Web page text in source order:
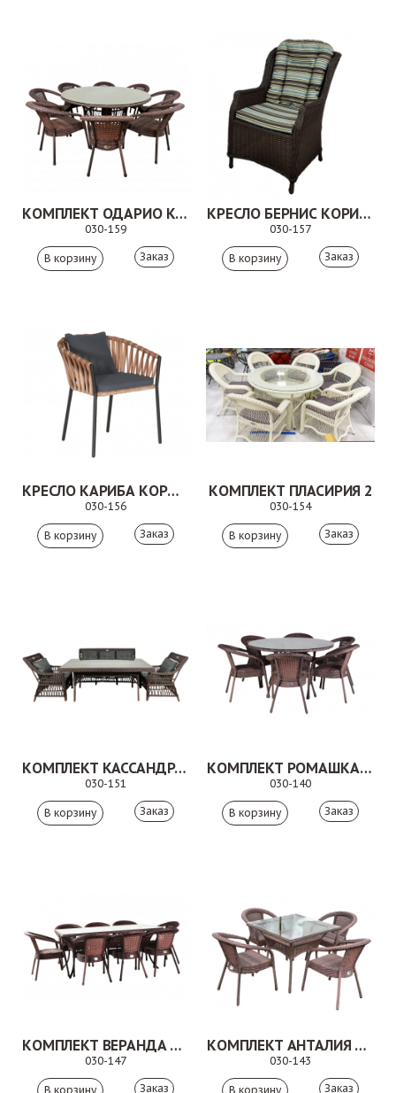
КОМПЛЕКТ ОДАРИО КОРИЧНЕВЫЙ
030-159
Заказ
КРЕСЛО БЕРНИС КОРИЧНЕВОЕ
030-157
Заказ
КРЕСЛО КАРИБА КОРИЧНЕВОЕ
030-156
Заказ
КОМПЛЕКТ ПЛАСИРИЯ 2
030-154
Заказ
КОМПЛЕКТ КАССАНДРА 5
030-151
Заказ
КОМПЛЕКТ РОМАШКА КОРИЧНЕВЫЙ
030-140
Заказ
КОМПЛЕКТ ВЕРАНДА КОРИЧНЕВЫЙ
030-147
Заказ
КОМПЛЕКТ АНТАЛИЯ КОРИЧНЕВЫЙ
030-143
Заказ